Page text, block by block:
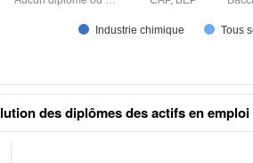
des diplômes des actifs en emploi
excel n°1